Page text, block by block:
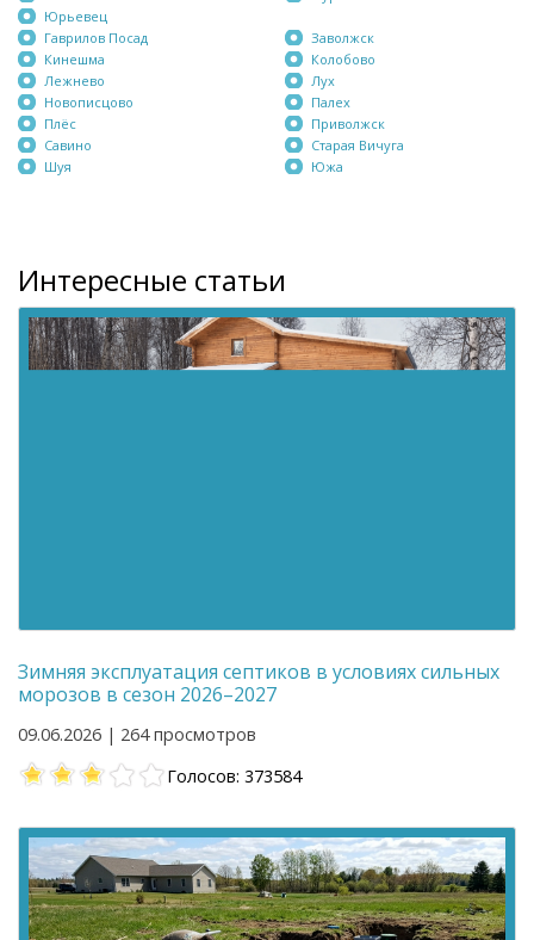
Юрьевец
Гаврилов Посад
Кинешма
Лежнево
Новописцово
Плёс
Савино
Шуя
Заволжск
Колобово
Лух
Палех
Приволжск
Старая Вичуга
Южа
Интересные статьи
Зимняя эксплуатация септиков в условиях сильных
морозов в сезон 2026–2027
09.06.2026 | 264 просмотров
Голосов: 373584